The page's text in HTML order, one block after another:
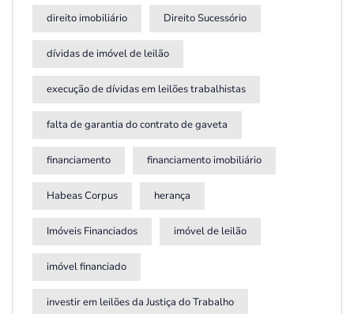
direito imobiliário Direito Sucessório
dívidas de imóvel de leilão
execução de dívidas em leilões trabalhistas
falta de garantia do contrato de gaveta
financiamento financiamento imobiliário
Habeas Corpus herança
Imóveis Financiados imóvel de leilão
imóvel financiado
investir em leilões da Justiça do Trabalho